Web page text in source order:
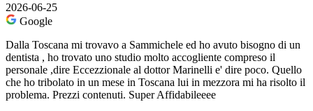
2026-06-25
Google
Dalla Toscana mi trovavo a Sammichele ed ho avuto bisogno di un
dentista , ho trovato uno studio molto accogliente compreso il
personale ,dire Eccezzionale al dottor Marinelli e' dire poco. Quello
che ho tribolato in un mese in Toscana lui in mezzora mi ha risolto il
problema. Prezzi contenuti. Super Affidabileeee